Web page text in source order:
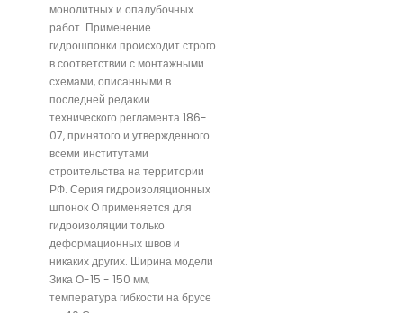
монолитных и опалубочных
работ. Применение
гидрошпонки происходит строго
в соответствии с монтажными
схемами, описанными в
последней редакии
технического регламента 186-
07, принятого и утвержденного
всеми институтами
строительства на территории
РФ. Серия гидроизоляционных
шпонок O применяется для
гидроизоляции только
деформационных швов и
никаких других. Ширина модели
Зика О-15 - 150 мм,
температура гибкости на брусе